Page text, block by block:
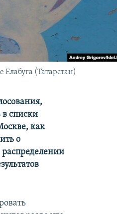
(Татарстан)
в списки
как
о
распределении